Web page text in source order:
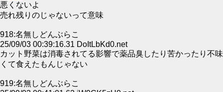
悪くないよ
売れ残りのじゃないって意味
918:名無しどんぶらこ
25/09/03 00:39:16.31 DoItLbKd0.net
カット野菜は消毒されてる影響で薬品臭したり苦かったり不味
くて食えたもんじゃない
919:名無しどんぶらこ